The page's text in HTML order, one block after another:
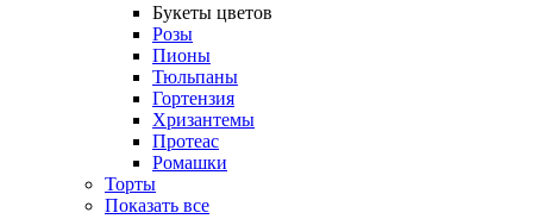
Букеты цветов
Розы
Пионы
Тюльпаны
Гортензия
Хризантемы
Протеас
Ромашки
Торты
Показать все